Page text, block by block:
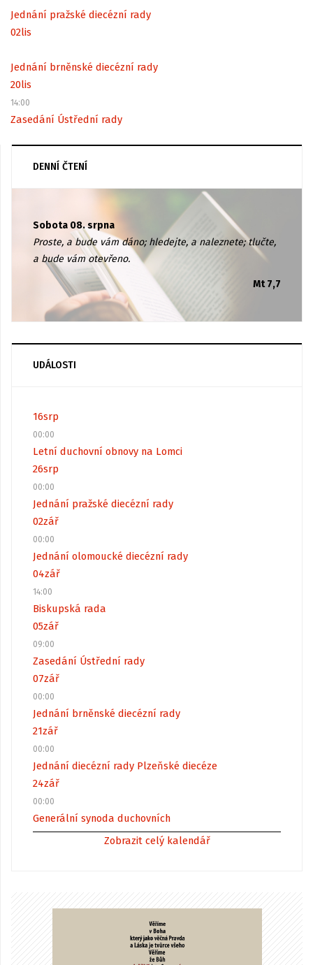
Jednání pražské diecézní rady
02lis
Jednání brněnské diecézní rady
20lis
14:00
Zasedání Ústřední rady
DENNÍ ČTENÍ
Sobota 08. srpna
Proste, a bude vám dáno; hledejte, a naleznete; tlučte,
a bude vám otevřeno.
Mt 7,7
UDÁLOSTI
16srp
00:00
Letní duchovní obnovy na Lomci
26srp
00:00
Jednání pražské diecézní rady
02zář
00:00
Jednání olomoucké diecézní rady
04zář
14:00
Biskupská rada
05zář
09:00
Zasedání Ústřední rady
07zář
00:00
Jednání brněnské diecézní rady
21zář
00:00
Jednání diecézní rady Plzeňské diecéze
24zář
00:00
Generální synoda duchovních
Zobrazit celý kalendář